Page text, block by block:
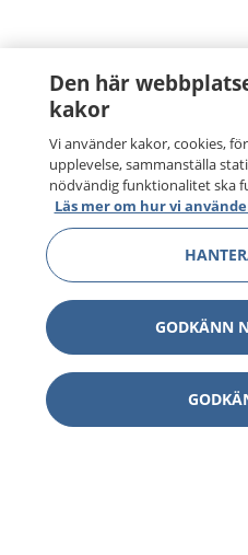
Den här
kakor
Vi använder kakor, cookies,
upplevelse, sammanställa
nödvändig funktionalitet ska
Läs mer om hur vi
GODKÄNN